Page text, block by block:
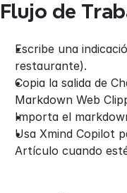
Flujo de
Escribe una
restaurante).
Copia la salida de
Markdown Web
Importa el
Usa Xmind Copilot
Artículo cuando